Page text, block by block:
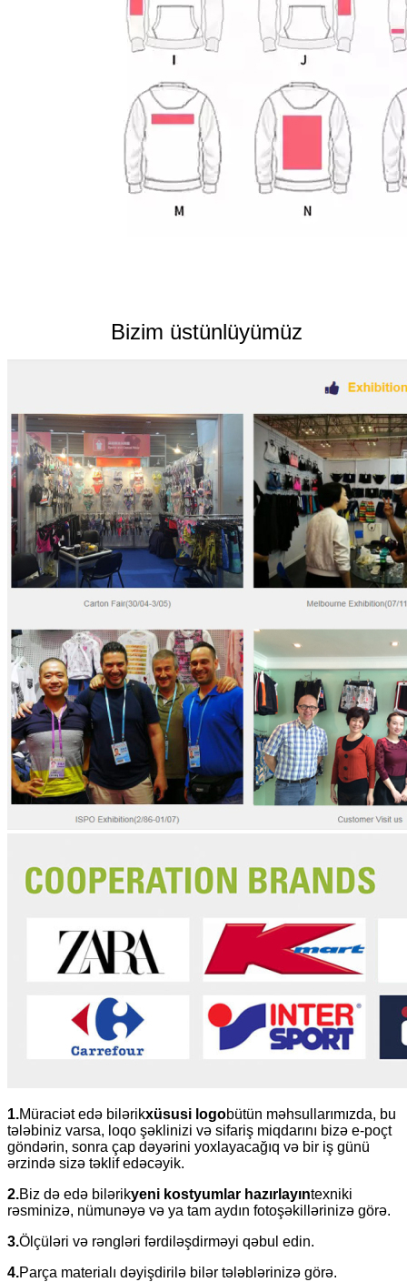
Bizim üstünlüyümüz
1.Müraciət edə bilərikxüsusi logobütün məhsullarımızda, bu
tələbiniz varsa, loqo şəklinizi və sifariş miqdarını bizə e-poçt
göndərin, sonra çap dəyərini yoxlayacağıq və bir iş günü
ərzində sizə təklif edəcəyik.
2.Biz də edə bilərikyeni kostyumlar hazırlayıntexniki
rəsminizə, nümunəyə və ya tam aydın fotoşəkillərinizə görə.
3.Ölçüləri və rəngləri fərdiləşdirməyi qəbul edin.
4.Parça materialı dəyişdirilə bilər tələblərinizə görə.